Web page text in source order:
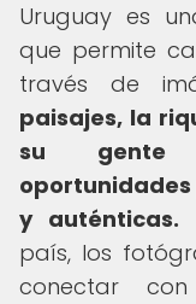
Uruguay es
que permite
través de
paisajes, la
su gente
y auténticas.
país, los
conectar